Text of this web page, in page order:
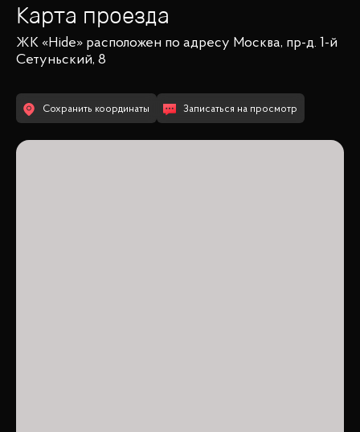
Карта проезда
ЖК «Hide» расположен по адресу Москва, пр-д. 1-й
Сетуньский, 8
Сохранить координаты Записаться на просмотр